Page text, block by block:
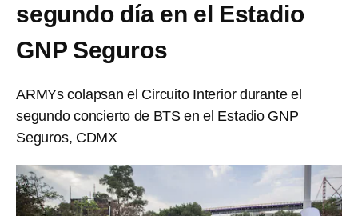
segundo día en el Estadio
GNP Seguros
ARMYs colapsan el Circuito Interior durante el
segundo concierto de BTS en el Estadio GNP
Seguros, CDMX